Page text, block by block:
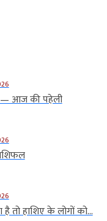
— आज की पहेली
है तो हाशिए के लोगों को...